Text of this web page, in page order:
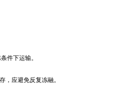
件下运输。
，应避免反复冻融。